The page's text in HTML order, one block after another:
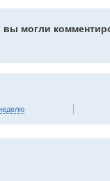
вы могли